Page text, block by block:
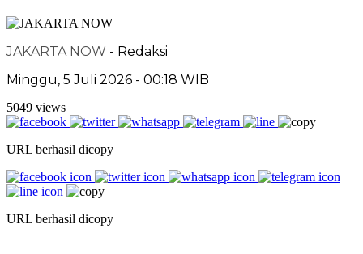
JAKARTA NOW - Redaksi
Minggu, 5 Juli 2026 - 00:18 WIB
5049 views
URL berhasil dicopy
URL berhasil dicopy